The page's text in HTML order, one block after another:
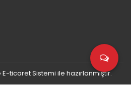
ticaret Sistemi ile hazırlanmıştır.